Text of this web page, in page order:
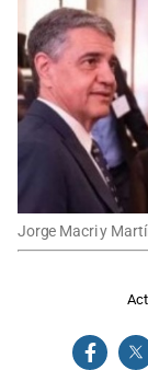
Jorge Macri y